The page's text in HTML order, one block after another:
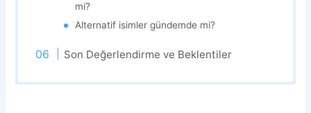
mi?
Alternatif isimler gündemde mi?
Son Değerlendirme ve Beklentiler